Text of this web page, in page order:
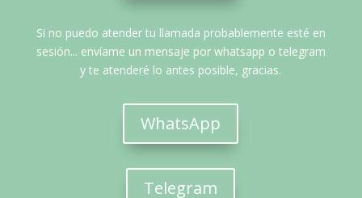
Si no puedo atender tu llamada probablemente esté en
sesión... envíame un mensaje por whatsapp o telegram
y te atenderé lo antes posible, gracias.
WhatsApp
Telegram